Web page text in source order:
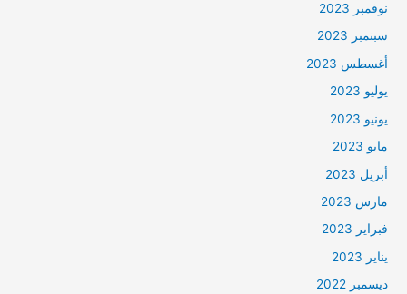
نوفمبر 2023
سبتمبر 2023
أغسطس 2023
يوليو 2023
يونيو 2023
مايو 2023
أبريل 2023
مارس 2023
فبراير 2023
يناير 2023
ديسمبر 2022